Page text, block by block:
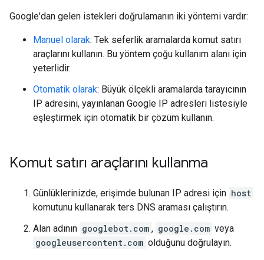
Google'dan gelen istekleri doğrulamanın iki yöntemi vardır:
Manuel olarak: Tek seferlik aramalarda komut satırı
araçlarını kullanın. Bu yöntem çoğu kullanım alanı için
yeterlidir.
Otomatik olarak: Büyük ölçekli aramalarda tarayıcının
IP adresini, yayınlanan Google IP adresleri listesiyle
eşleştirmek için otomatik bir çözüm kullanın.
Komut satırı araçlarını kullanma
Günlüklerinizde, erişimde bulunan IP adresi için host
komutunu kullanarak ters DNS araması çalıştırın.
Alan adının googlebot.com , google.com veya
googleusercontent.com olduğunu doğrulayın.